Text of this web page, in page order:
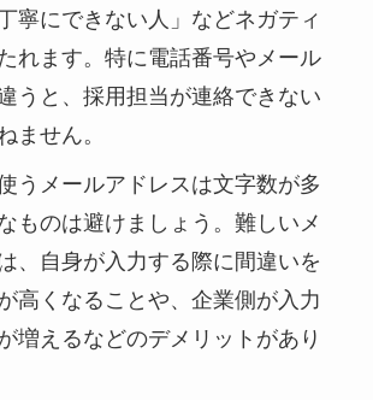
寧にできない人」などネガティ
れます。特に電話番号やメール
うと、採用担当が連絡できない
ません。
うメールアドレスは文字数が多
ものは避けましょう。難しいメ
、自身が入力する際に間違いを
高くなることや、企業側が入力
増えるなどのデメリットがあり